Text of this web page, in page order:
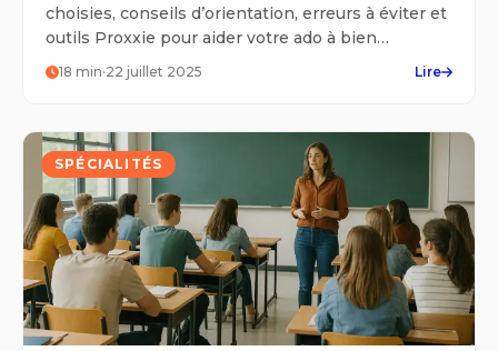
choisies, conseils d’orientation, erreurs à éviter et
outils Proxxie pour aider votre ado à bien
s’orienter.
18 min·22 juillet 2025 Lire
SPÉCIALITÉS